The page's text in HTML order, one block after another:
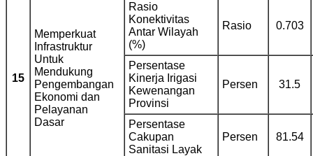
15
Memperkuat
Infrastruktur
Untuk
Mendukung
Pengembangan
Ekonomi dan
Pelayanan
Dasar
Rasio
Konektivitas
Antar Wilayah
(%)
Rasio 0.703
Persentase
Kinerja Irigasi
Kewenangan
Provinsi
Persen 31.5
Persentase
Cakupan
Sanitasi Layak
Persen 81.54